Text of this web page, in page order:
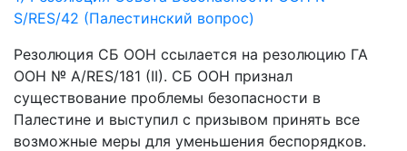
S/RES/42 (Палестинский вопрос)
Резолюция СБ ООН ссылается на резолюцию ГА
ООН № A/RES/181 (II). СБ ООН признал
существование проблемы безопасности в
Палестине и выступил с призывом принять все
возможные меры для уменьшения беспорядков.